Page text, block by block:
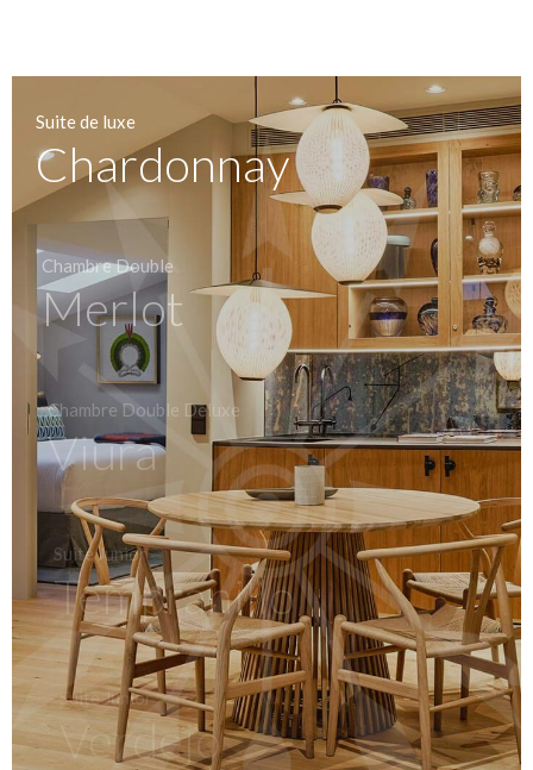
Suite de luxe
Chardonnay
Chambre Double
Merlot
Chambre Double Deluxe
Viura
Suite Junior
Tempranillo
Suite Junior
Verdejo